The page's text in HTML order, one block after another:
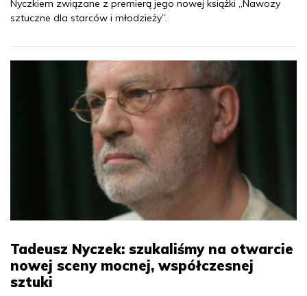
Nyczkiem związane z premierą jego nowej książki „Nawozy
sztuczne dla starców i młodzieży”.
Tadeusz Nyczek: szukaliśmy na otwarcie
nowej sceny mocnej, współczesnej
sztuki